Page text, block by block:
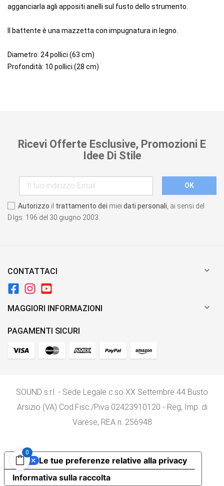
agganciarla agli appositi anelli sul fusto dello strumento.
Il battente è una mazzetta con impugnatura in legno.
Diametro: 24 pollici (63 cm)
Profondità: 10 pollici (28 cm)
Ricevi Offerte Esclusive, Promozioni E
Idee Di Stile
Autorizzo il trattamento dei miei dati personali , ai sensi del
D.lgs. 196 del 30 giugno 2003.
CONTATTACI 
MAGGIORI INFORMAZIONI 
PAGAMENTI SICURI
SOUND s.r.l. - Sede Legale c.so XX Settembre 44 Busto
Arsizio (VA) Cod.Fisc./P.iva 02423910120 - Reg, Imp. di
Varese, REA n. 256948
0
Informativa sulla raccolta
Le tue preferenze relative alla privacy